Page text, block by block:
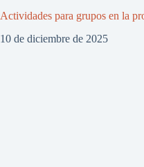
Actividades para grupos en la
10 de diciembre de 2025